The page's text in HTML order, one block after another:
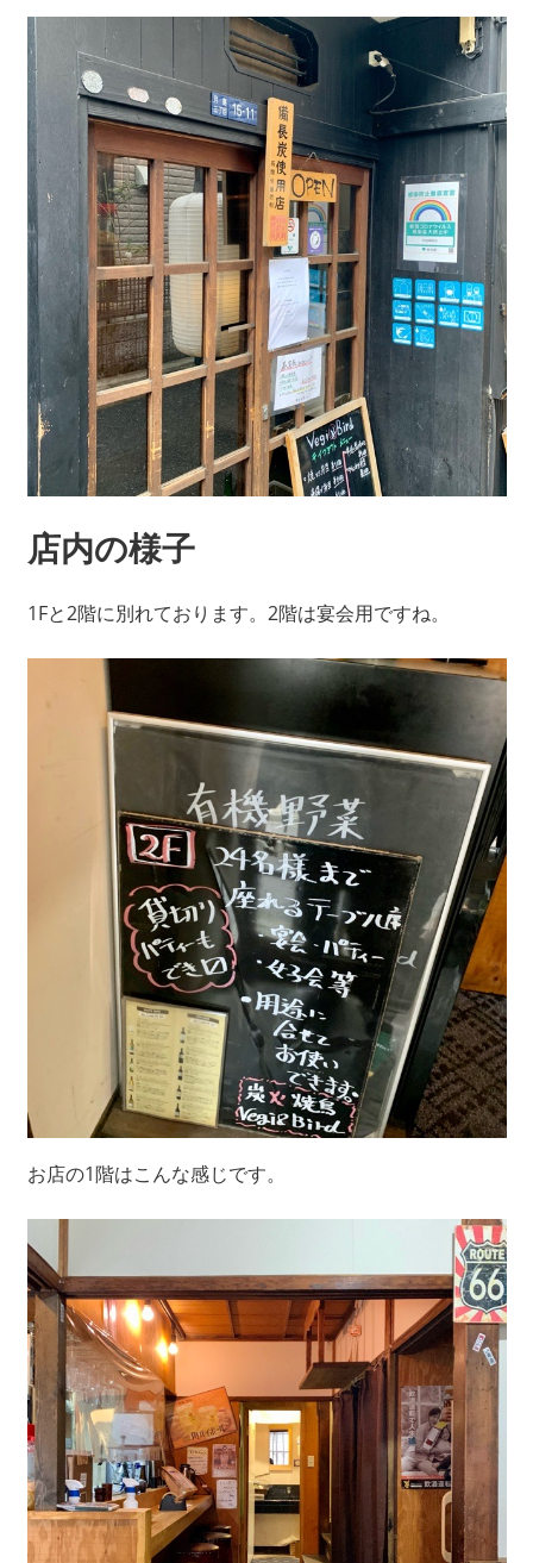
店内の様子
1Fと2階に別れております。2階は宴会用ですね。
お店の1階はこんな感じです。